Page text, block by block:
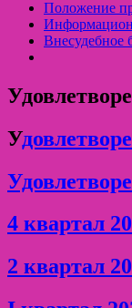
Положение
Внесудебное
У
4 квартал
2 квартал